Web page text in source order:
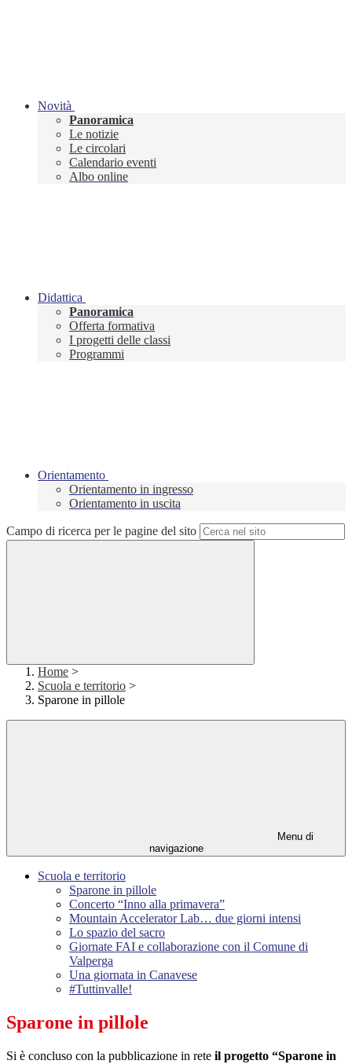
Novità
Panoramica
Le notizie
Le circolari
Calendario eventi
Albo online
Didattica
Panoramica
Offerta formativa
I progetti delle classi
Programmi
Orientamento
Orientamento in ingresso
Orientamento in uscita
Campo di ricerca per le pagine del sito
Home >
Scuola e territorio >
Sparone in pillole
Menu di
navigazione
Scuola e territorio
Sparone in pillole
Concerto “Inno alla primavera”
Mountain Accelerator Lab… due giorni intensi
Lo spazio del sacro
Giornate FAI e collaborazione con il Comune di
Valperga
Una giornata in Canavese
#Tuttinvalle!
Sparone in pillole
Si è concluso con la pubblicazione in rete il progetto “Sparone in